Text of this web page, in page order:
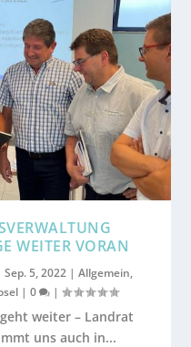
WEITER VORAN
Sep. 5, 2022 |Allgemein,
|0 |
weiter – Landrat
uns auch in...